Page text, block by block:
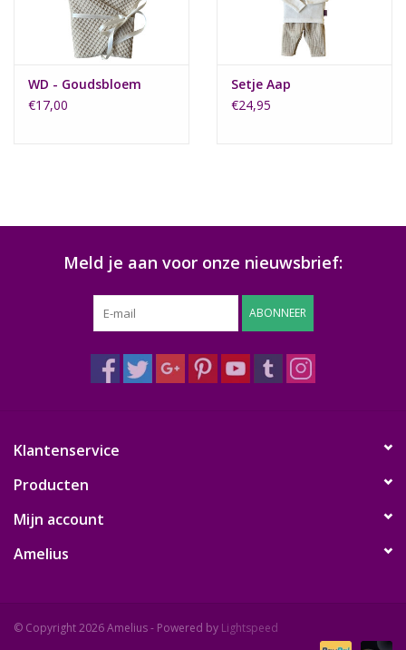
WD - Goudsbloem
€17,00
Setje Aap
€24,95
Meld je aan voor onze nieuwsbrief:
ABONNEER
Klantenservice
Producten
Mijn account
Amelius
© Copyright 2026 Amelius - Powered by Lightspeed